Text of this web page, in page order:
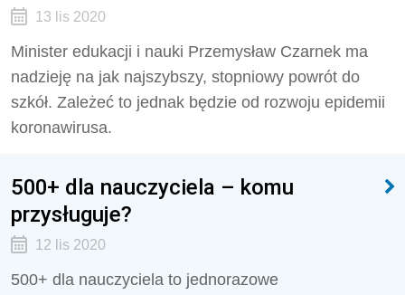
13 lis 2020
Minister edukacji i nauki Przemysław Czarnek ma
nadzieję na jak najszybszy, stopniowy powrót do
szkół. Zależeć to jednak będzie od rozwoju epidemii
koronawirusa.
500+ dla nauczyciela – komu
przysługuje?
12 lis 2020
500+ dla nauczyciela to jednorazowe